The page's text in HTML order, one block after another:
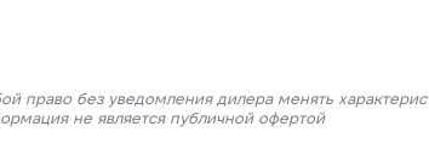
право без уведомления дилера менять
не является публичной офертой